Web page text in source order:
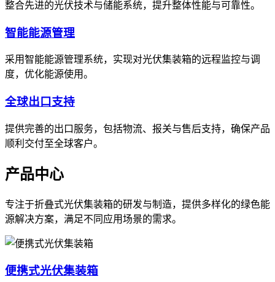
整合先进的光伏技术与储能系统，提升整体性能与可靠性。
智能能源管理
采用智能能源管理系统，实现对光伏集装箱的远程监控与调
度，优化能源使用。
全球出口支持
提供完善的出口服务，包括物流、报关与售后支持，确保产品
顺利交付至全球客户。
产品中心
专注于折叠式光伏集装箱的研发与制造，提供多样化的绿色能
源解决方案，满足不同应用场景的需求。
便携式光伏集装箱